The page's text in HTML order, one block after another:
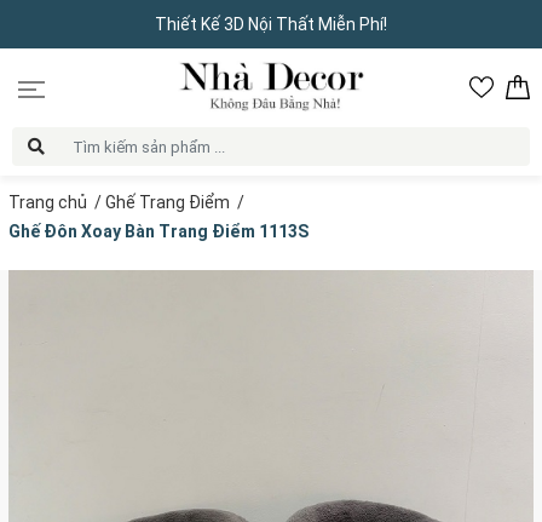
Thiết Kế 3D Nội Thất Miễn Phí!
Trang chủ /Ghế Trang Điểm /
Ghế Đôn Xoay Bàn Trang Điểm 1113S